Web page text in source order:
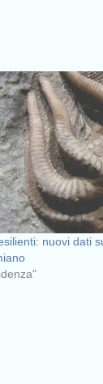
nuovi dati